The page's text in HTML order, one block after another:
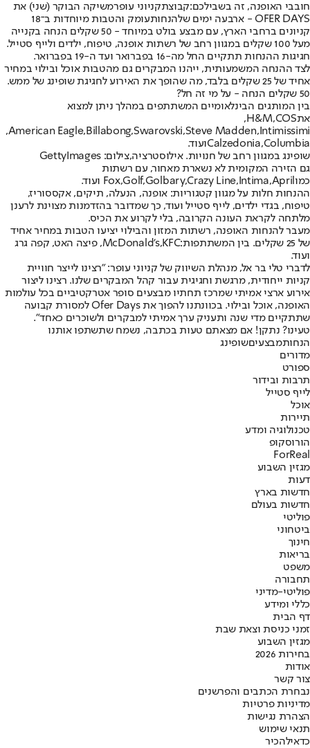
חובבי האופנה, זה בשבילכם:קבוצתקניוני עופרמשיקה הבוקר (שני) את
OFER DAYS - ארבעה ימים של
הנחות
עומק והטבות מיוחדות ב־18
קניונים ברחבי הארץ, עם מבצע בולט במיוחד - 50 שקלים הנחה בקנייה
מעל 100 שקלים במגוון רחב של רשתות אופנה, טיפוח, ילדים ולייף סטייל.
חגיגות ההנחות תתקיים החל מה-16 בפברואר ועד ה-19 בפברואר.
לצד ההנחה המשמעותית, ייהנו המבקרים גם מהטבות אוכל ובילוי במחיר
אחיד של 25 שקלים בלבד, מה שהופך את האירוע לחגיגת שופינג של ממש.
50 שקלים הנחה - על מי זה חל?
בין המותגים הבינלאומיים המשתתפים במהלך ניתן למצוא
את
H&M,COS
,
American Eagle,Billabong,Swarovski,Steve Madden, Intimissimi
,
Calzedonia,Columbia
ועוד.
שופינג במגוון רחב של חנויות. אילוסטרציה,צילום: GettyImages
גם הזירה המקומית לא נשארת מאחור, עם רשתות
כמו
Fox,Golf,Golbary,Crazy Line, Intima,April ועוד.
ההנחות חלות על מגוון קטגוריות: אופנה, הנעלה, תיקים, אקססוריז,
טיפוח, בגדי ילדים, לייף סטייל ועוד, כך שמדובר בהזדמנות מצוינת לרענן
מלתחה לקראת העונה הקרובה, בלי לקרוע את הכיס.
מעבר להנחות האופנה, רשתות המזון והבילוי יציעו הטבות במחיר אחיד
של 25 שקלים. בין המשתתפות:
McDonald's,KFC
, פיצה האט, קפה גרג
ועוד.
לדברי טלי בר אל, מנהלת השיווק של קניוני עופר: "רצינו לייצר חוויית
קניות ייחודית, מרגשת וחגיגית עבור קהל המבקרים שלנו. רצינו ליצור
אירוע ארצי אמיתי שמרכז תחתיו מבצעים סופר אטרקטיביים בכל עולמות
האופנה, אוכל ובילוי. בכוונתנו להפוך את Ofer Days למסורת קבועה
שתתקיים מדי שנה ותעניק ערך אמיתי למבקרים ולשוכרים כאחד".
טעינו? נתקן! אם מצאתם טעות בכתבה, נשמח שתשתפו אותנו
הנחותמבצעיםשופינג
מדורים
ספורט
תרבות ובידור
לייף סטייל
אוכל
תיירות
טכנולוגיה ומדע
הורוסקופ
ForReal
מגזין השבוע
דעות
חדשות בארץ
חדשות בעולם
פוליטי
ביטחוני
חינוך
בריאות
משפט
תחבורה
פוליטי-מדיני
כללי ומידע
דף הבית
זמני כניסת וצאת שבת
מגזין השבוע
בחירות 2026
אודות
צור קשר
נבחרת הכתבים והפרשנים
מדיניות פרטיות
הצהרת נגישות
תנאי שימוש
כדאילהכיר